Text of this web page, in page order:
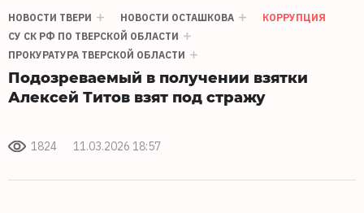
НОВОСТИ ТВЕРИ НОВОСТИ ОСТАШКОВА
КОРРУПЦИЯ
СУ СК РФ ПО ТВЕРСКОЙ ОБЛАСТИ
ПРОКУРАТУРА ТВЕРСКОЙ ОБЛАСТИ
Подозреваемый в получении взятки
Алексей Титов взят под стражу
1824 11.03.2026 18:57